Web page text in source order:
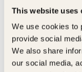
This website uses
We use cookies to
provide social
We also share
our social media,
Innbundet279kr